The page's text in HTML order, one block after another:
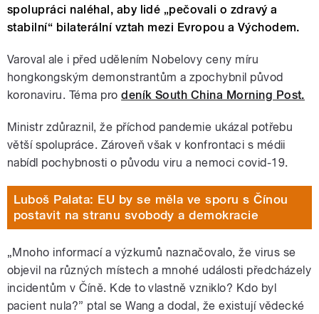
spolupráci naléhal, aby lidé „pečovali o zdravý a
stabilní“ bilaterální vztah mezi Evropou a Východem.
Varoval ale i před udělením Nobelovy ceny míru
hongkongským demonstrantům a zpochybnil původ
koronaviru. Téma prodeník South China Morning Post.
Ministr zdůraznil, že příchod pandemie ukázal potřebu
větší spolupráce. Zároveň však v konfrontaci s médii
nabídl pochybnosti o původu viru a nemoci covid-19.
Luboš Palata: EU by se měla ve sporu s Čínou
postavit na stranu svobody a demokracie
„Mnoho informací a výzkumů naznačovalo, že virus se
objevil na různých místech a mnohé události předcházely
incidentům v Číně. Kde to vlastně vzniklo? Kdo byl
pacient nula?” ptal se Wang a dodal, že existují vědecké